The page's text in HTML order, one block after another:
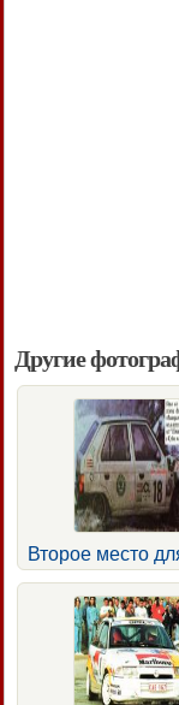
Другие
Второе место